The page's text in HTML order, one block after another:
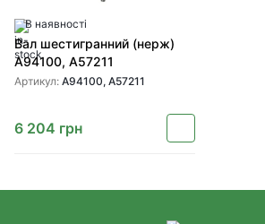
В наявності
Вал шестигранний (нерж)
A94100, A57211
Артикул: A94100, A57211
6 204 грн